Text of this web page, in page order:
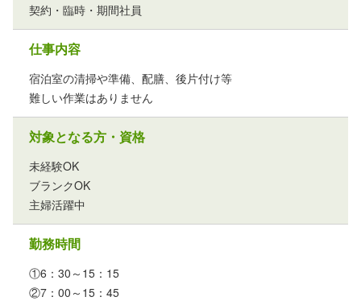
契約・臨時・期間社員
仕事内容
宿泊室の清掃や準備、配膳、後片付け等
難しい作業はありません
対象となる方・資格
未経験OK
ブランクOK
主婦活躍中
勤務時間
①6：30～15：15
②7：00～15：45